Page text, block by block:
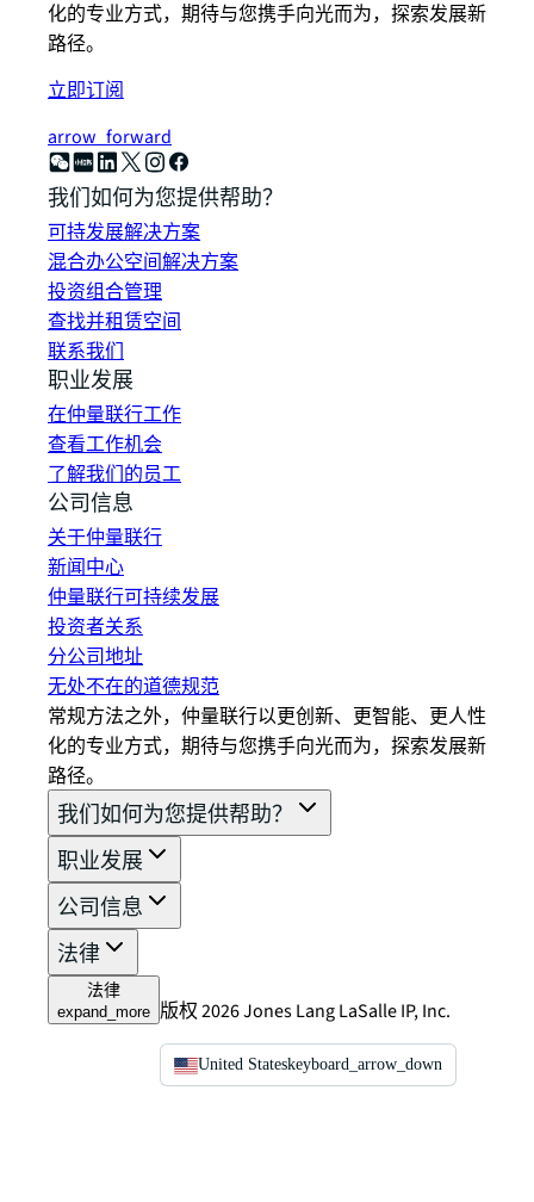
化的专业方式，期待与您携手向光而为，探索发展新
路径。
立即订阅
arrow_forward
我们如何为您提供帮助？
可持发展解决方案
混合办公空间解决方案
投资组合管理
查找并租赁空间
联系我们
职业发展
在仲量联行工作
查看工作机会
了解我们的员工
公司信息
关于仲量联行
新闻中心
仲量联行可持续发展
投资者关系
分公司地址
无处不在的道德规范
常规方法之外，仲量联行以更创新、更智能、更人性
化的专业方式，期待与您携手向光而为，探索发展新
路径。
我们如何为您提供帮助？
职业发展
公司信息
法律
法律
expand_more 版权 2026 Jones Lang LaSalle IP, Inc.
United Stateskeyboard_arrow_down